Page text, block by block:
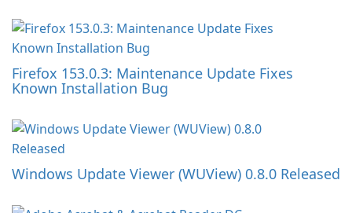
Firefox 153.0.3: Maintenance Update Fixes
Known Installation Bug
Windows Update Viewer (WUView) 0.8.0 Released